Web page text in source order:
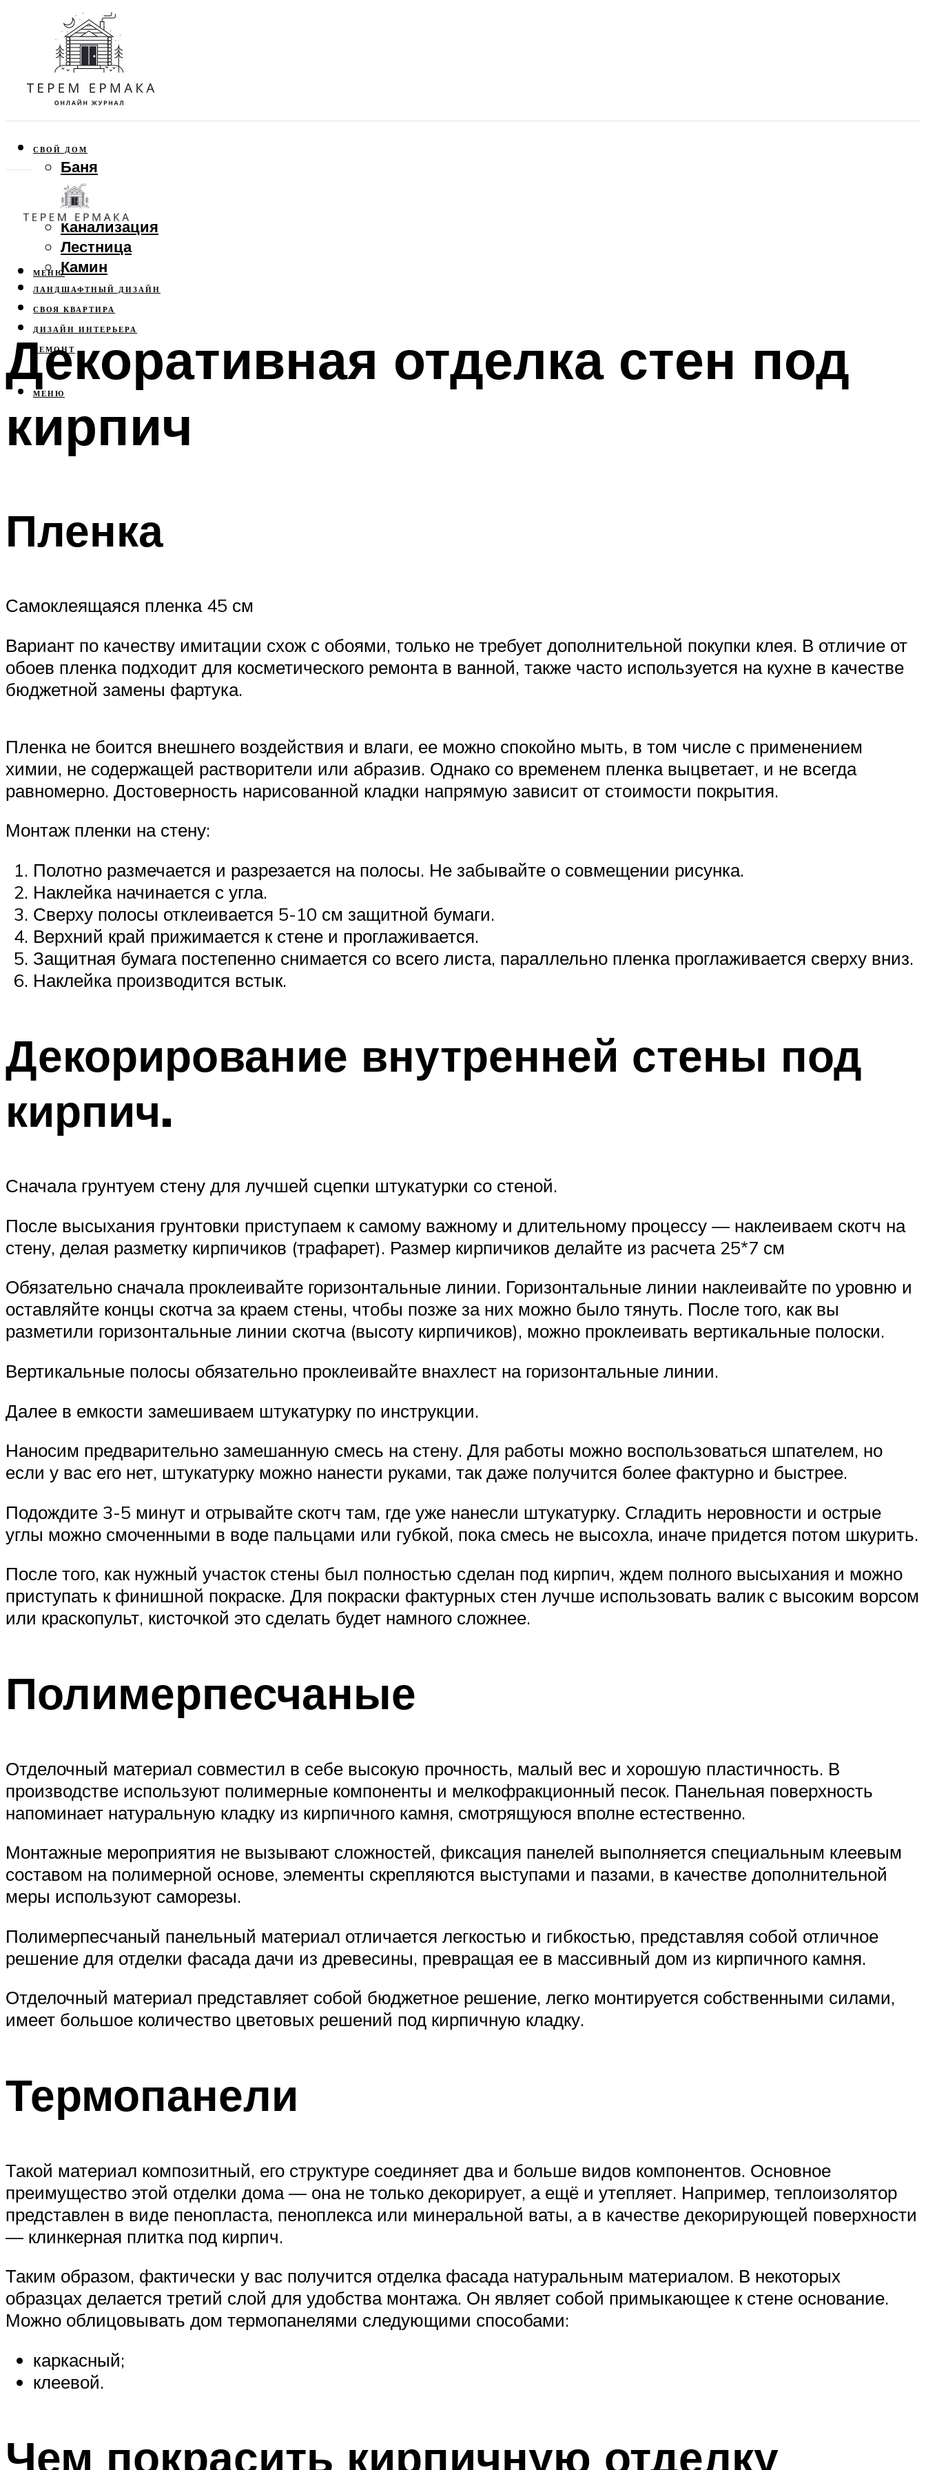
СВОЙ ДОМ
Баня
Веранда
Забор
Канализация
Лестница
Камин
ЛАНДШАФТНЫЙ ДИЗАЙН
СВОЯ КВАРТИРА
ДИЗАЙН ИНТЕРЬЕРА
РЕМОНТ
МЕНЮ
МЕНЮ
Декоративная отделка стен под
кирпич
Пленка
Самоклеящаяся пленка 45 см
Вариант по качеству имитации схож с обоями, только не требует дополнительной покупки клея. В отличие от
обоев пленка подходит для косметического ремонта в ванной, также часто используется на кухне в качестве
бюджетной замены фартука.
Пленка не боится внешнего воздействия и влаги, ее можно спокойно мыть, в том числе с применением
химии, не содержащей растворители или абразив. Однако со временем пленка выцветает, и не всегда
равномерно. Достоверность нарисованной кладки напрямую зависит от стоимости покрытия.
Монтаж пленки на стену:
Полотно размечается и разрезается на полосы. Не забывайте о совмещении рисунка.
Наклейка начинается с угла.
Сверху полосы отклеивается 5-10 см защитной бумаги.
Верхний край прижимается к стене и проглаживается.
Защитная бумага постепенно снимается со всего листа, параллельно пленка проглаживается сверху вниз.
Наклейка производится встык.
Декорирование внутренней стены под
кирпич.
Сначала грунтуем стену для лучшей сцепки штукатурки со стеной.
После высыхания грунтовки приступаем к самому важному и длительному процессу — наклеиваем скотч на
стену, делая разметку кирпичиков (трафарет). Размер кирпичиков делайте из расчета 25*7 см
Обязательно сначала проклеивайте горизонтальные линии. Горизонтальные линии наклеивайте по уровню и
оставляйте концы скотча за краем стены, чтобы позже за них можно было тянуть. После того, как вы
разметили горизонтальные линии скотча (высоту кирпичиков), можно проклеивать вертикальные полоски.
Вертикальные полосы обязательно проклеивайте внахлест на горизонтальные линии.
Далее в емкости замешиваем штукатурку по инструкции.
Наносим предварительно замешанную смесь на стену. Для работы можно воспользоваться шпателем, но
если у вас его нет, штукатурку можно нанести руками, так даже получится более фактурно и быстрее.
Подождите 3-5 минут и отрывайте скотч там, где уже нанесли штукатурку. Сгладить неровности и острые
углы можно смоченными в воде пальцами или губкой, пока смесь не высохла, иначе придется потом шкурить.
После того, как нужный участок стены был полностью сделан под кирпич, ждем полного высыхания и можно
приступать к финишной покраске. Для покраски фактурных стен лучше использовать валик с высоким ворсом
или краскопульт, кисточкой это сделать будет намного сложнее.
Полимерпесчаные
Отделочный материал совместил в себе высокую прочность, малый вес и хорошую пластичность. В
производстве используют полимерные компоненты и мелкофракционный песок. Панельная поверхность
напоминает натуральную кладку из кирпичного камня, смотрящуюся вполне естественно.
Монтажные мероприятия не вызывают сложностей, фиксация панелей выполняется специальным клеевым
составом на полимерной основе, элементы скрепляются выступами и пазами, в качестве дополнительной
меры используют саморезы.
Полимерпесчаный панельный материал отличается легкостью и гибкостью, представляя собой отличное
решение для отделки фасада дачи из древесины, превращая ее в массивный дом из кирпичного камня.
Отделочный материал представляет собой бюджетное решение, легко монтируется собственными силами,
имеет большое количество цветовых решений под кирпичную кладку.
Термопанели
Такой материал композитный, его структуре соединяет два и больше видов компонентов. Основное
преимущество этой отделки дома — она не только декорирует, а ещё и утепляет. Например, теплоизолятор
представлен в виде пенопласта, пеноплекса или минеральной ваты, а в качестве декорирующей поверхности
— клинкерная плитка под кирпич.
Таким образом, фактически у вас получится отделка фасада натуральным материалом. В некоторых
образцах делается третий слой для удобства монтажа. Он являет собой примыкающее к стене основание.
Можно облицовывать дом термопанелями следующими способами:
каркасный;
клеевой.
Чем покрасить кирпичную отделку